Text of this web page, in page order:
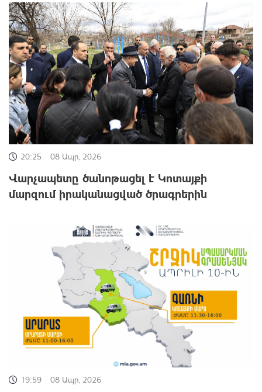
20:25 08 Ապր, 2026
Վարչապետը ծանոթացել է Կոտայքի
մարզում իրականացված ծրագրերին
19:59 08 Ապր, 2026